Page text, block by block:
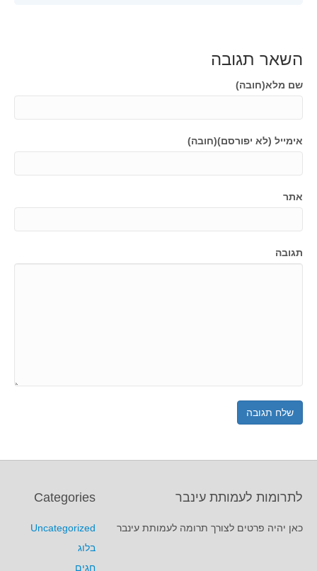
השאר תגובה
שם מלא(חובה)
אימייל (לא יפורסם)(חובה)
אתר
תגובה
לתרומות לעמותת עינבר
כאן יהיה פרטים לצורך תרומה לעמותת עינבר
Categories
Uncategorized
בלוג
חגים